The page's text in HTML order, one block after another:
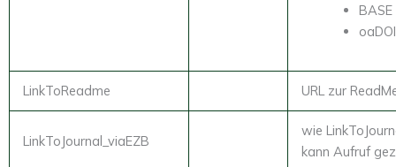
BASE
oaDOI
LinkToReadme URL zur
LinkToJournal_viaEZB
wie
kann Aufruf